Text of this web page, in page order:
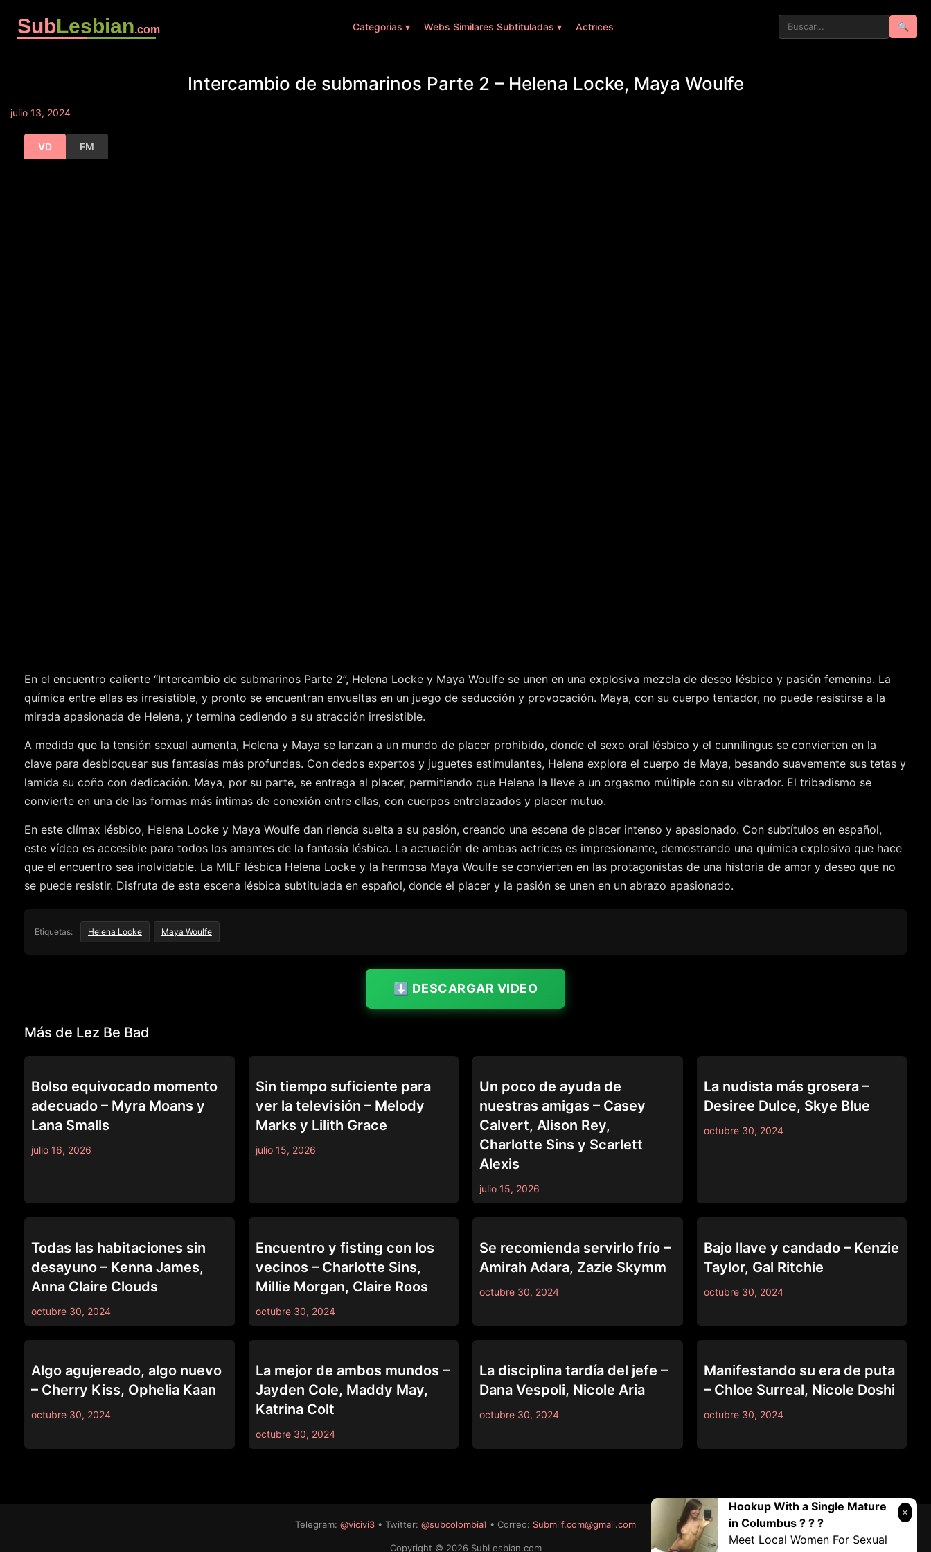
SubLesbian.com Categorias ▾ Webs Similares Subtituladas ▾ Actrices 🔍
Hookup With a Single Mature
in Columbus ? ? ?
Meet Local Women For Sexual
Intercambio de submarinos Parte 2 – Helena Locke, Maya Woulfe
julio 13, 2024
VD FM
En el encuentro caliente “Intercambio de submarinos Parte 2”, Helena Locke y Maya Woulfe se unen en una explosiva mezcla de deseo lésbico y pasión femenina. La
química entre ellas es irresistible, y pronto se encuentran envueltas en un juego de seducción y provocación. Maya, con su cuerpo tentador, no puede resistirse a la
mirada apasionada de Helena, y termina cediendo a su atracción irresistible.
A medida que la tensión sexual aumenta, Helena y Maya se lanzan a un mundo de placer prohibido, donde el sexo oral lésbico y el cunnilingus se convierten en la
clave para desbloquear sus fantasías más profundas. Con dedos expertos y juguetes estimulantes, Helena explora el cuerpo de Maya, besando suavemente sus tetas y
lamida su coño con dedicación. Maya, por su parte, se entrega al placer, permitiendo que Helena la lleve a un orgasmo múltiple con su vibrador. El tribadismo se
convierte en una de las formas más íntimas de conexión entre ellas, con cuerpos entrelazados y placer mutuo.
En este clímax lésbico, Helena Locke y Maya Woulfe dan rienda suelta a su pasión, creando una escena de placer intenso y apasionado. Con subtítulos en español,
este vídeo es accesible para todos los amantes de la fantasía lésbica. La actuación de ambas actrices es impresionante, demostrando una química explosiva que hace
que el encuentro sea inolvidable. La MILF lésbica Helena Locke y la hermosa Maya Woulfe se convierten en las protagonistas de una historia de amor y deseo que no
se puede resistir. Disfruta de esta escena lésbica subtitulada en español, donde el placer y la pasión se unen en un abrazo apasionado.
Etiquetas: Helena Locke Maya Woulfe
⬇️ DESCARGAR VIDEO
Más de Lez Be Bad
Bolso equivocado momento
adecuado – Myra Moans y
Lana Smalls
julio 16, 2026
Sin tiempo suficiente para
ver la televisión – Melody
Marks y Lilith Grace
julio 15, 2026
Un poco de ayuda de
nuestras amigas – Casey
Calvert, Alison Rey,
Charlotte Sins y Scarlett
Alexis
julio 15, 2026
La nudista más grosera –
Desiree Dulce, Skye Blue
octubre 30, 2024
Todas las habitaciones sin
desayuno – Kenna James,
Anna Claire Clouds
octubre 30, 2024
Encuentro y fisting con los
vecinos – Charlotte Sins,
Millie Morgan, Claire Roos
octubre 30, 2024
Se recomienda servirlo frío –
Amirah Adara, Zazie Skymm
octubre 30, 2024
Bajo llave y candado – Kenzie
Taylor, Gal Ritchie
octubre 30, 2024
Algo agujereado, algo nuevo
– Cherry Kiss, Ophelia Kaan
octubre 30, 2024
La mejor de ambos mundos –
Jayden Cole, Maddy May,
Katrina Colt
octubre 30, 2024
La disciplina tardía del jefe –
Dana Vespoli, Nicole Aria
octubre 30, 2024
Manifestando su era de puta
– Chloe Surreal, Nicole Doshi
octubre 30, 2024
Telegram: @vicivi3 • Twitter: @subcolombia1 • Correo: Submilf.com@gmail.com
Copyright © 2026 SubLesbian.com